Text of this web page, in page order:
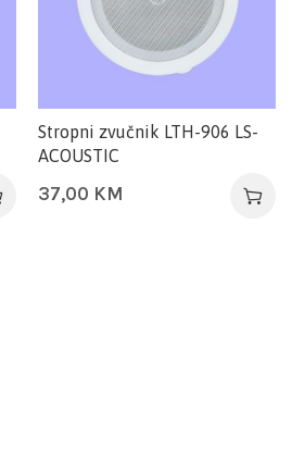
Stropni zvučnik LTH-906 LS-
ACOUSTIC
37,00 KM